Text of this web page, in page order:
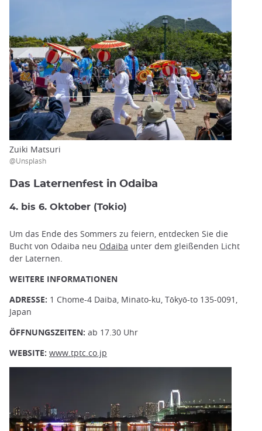
Zuiki Matsuri
@Unsplash
Das Laternenfest in Odaiba
4. bis 6. Oktober (Tokio)
Um das Ende des Sommers zu feiern, entdecken Sie die
Bucht von Odaiba neu Odaiba unter dem gleißenden Licht
der Laternen.
WEITERE INFORMATIONEN
ADRESSE: 1 Chome-4 Daiba, Minato-ku, Tōkyō-to 135-0091,
Japan
ÖFFNUNGSZEITEN: ab 17.30 Uhr
WEBSITE: www.tptc.co.jp